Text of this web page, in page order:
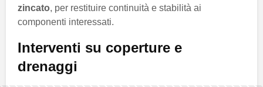
zincato, per restituire continuità e stabilità ai
componenti interessati.
Interventi su coperture e
drenaggi